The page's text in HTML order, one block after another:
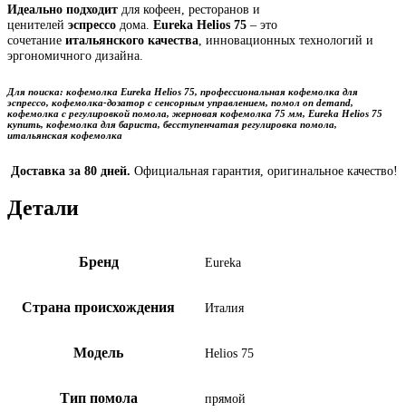
Идеально подходит для кофеен, ресторанов и
ценителей эспрессо дома. Eureka Helios 75 – это
сочетание итальянского качества , инновационных технологий и
эргономичного дизайна.
Для поиска: кофемолка Eureka Helios 75, профессиональная кофемолка для
эспрессо, кофемолка-дозатор с сенсорным управлением, помол on demand,
кофемолка с регулировкой помола, жерновая кофемолка 75 мм, Eureka Helios 75
купить, кофемолка для бариста, бесступенчатая регулировка помола,
итальянская кофемолка
Доставка за 80 дней. Официальная гарантия, оригинальное качество!
Детали
Бренд Eureka
Страна происхождения Италия
Модель Helios 75
Тип помола прямой